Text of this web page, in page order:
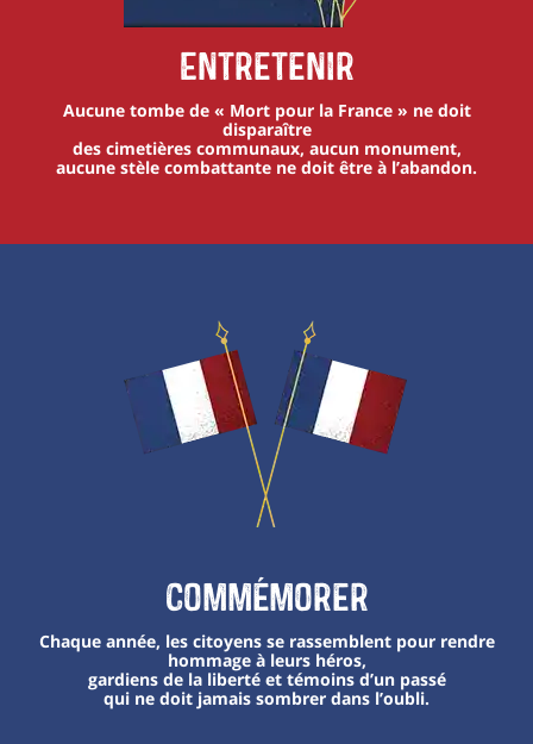
Entretenir
Aucune tombe de « Mort pour la France » ne doit
disparaître
des cimetières communaux, aucun monument,
aucune stèle combattante ne doit être à l’abandon.
Commémorer
Chaque année, les citoyens se rassemblent pour rendre
hommage à leurs héros,
gardiens de la liberté et témoins d’un passé
qui ne doit jamais sombrer dans l’oubli.